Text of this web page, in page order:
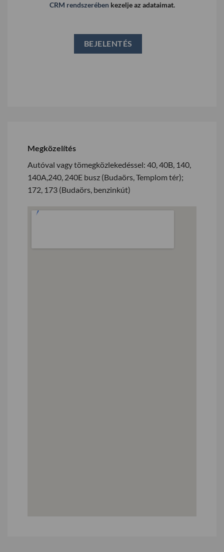
CRM rendszerében kezelje az adataimat.
Megközelítés
Autóval vagy tömegközlekedéssel: 40, 40B, 140,
140A,240, 240E busz (Budaörs, Templom tér);
172, 173 (Budaörs, benzinkút)